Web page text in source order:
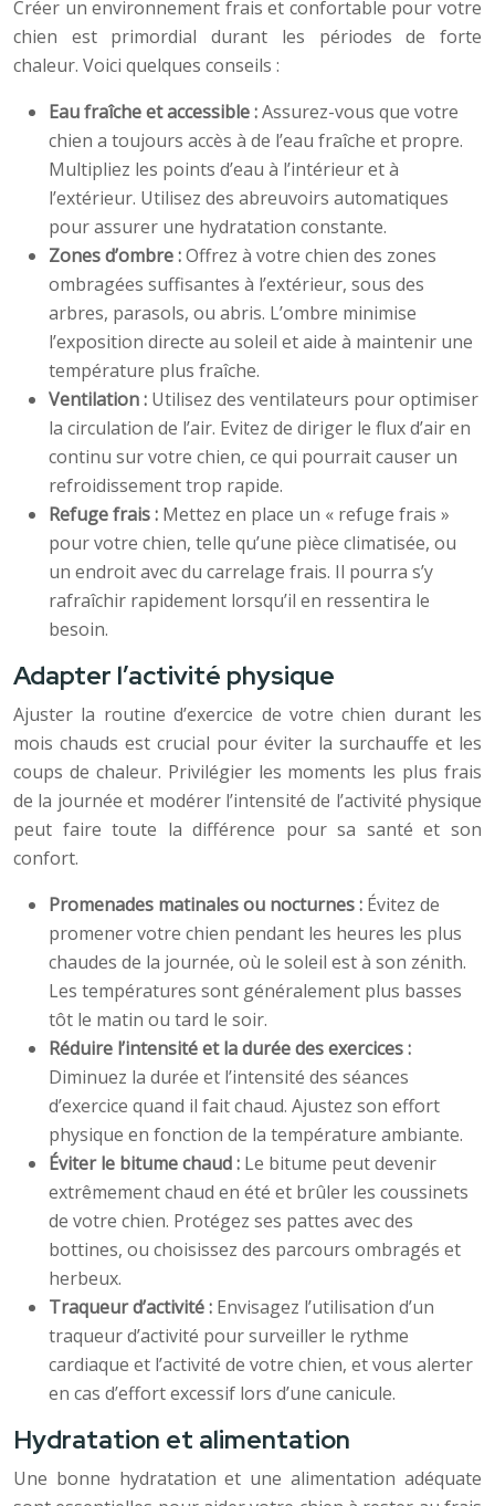
Créer un environnement frais et confortable pour votre
chien est primordial durant les périodes de forte
chaleur. Voici quelques conseils :
Eau fraîche et accessible :Assurez-vous que votre
chien a toujours accès à de l’eau fraîche et propre.
Multipliez les points d’eau à l’intérieur et à
l’extérieur. Utilisez des abreuvoirs automatiques
pour assurer une hydratation constante.
Zones d’ombre :Offrez à votre chien des zones
ombragées suffisantes à l’extérieur, sous des
arbres, parasols, ou abris. L’ombre minimise
l’exposition directe au soleil et aide à maintenir une
température plus fraîche.
Ventilation : Utilisez des ventilateurs pour optimiser
la circulation de l’air. Evitez de diriger le flux d’air en
continu sur votre chien, ce qui pourrait causer un
refroidissement trop rapide.
Refuge frais : Mettez en place un « refuge frais »
pour votre chien, telle qu’une pièce climatisée, ou
un endroit avec du carrelage frais. Il pourra s’y
rafraîchir rapidement lorsqu’il en ressentira le
besoin.
Adapter l’activité physique
Ajuster la routine d’exercice de votre chien durant les
mois chauds est crucial pour éviter la surchauffe et les
coups de chaleur. Privilégier les moments les plus frais
de la journée et modérer l’intensité de l’activité physique
peut faire toute la différence pour sa santé et son
confort.
Promenades matinales ou nocturnes : Évitez de
promener votre chien pendant les heures les plus
chaudes de la journée, où le soleil est à son zénith.
Les températures sont généralement plus basses
tôt le matin ou tard le soir.
Réduire l’intensité et la durée des exercices :
Diminuez la durée et l’intensité des séances
d’exercice quand il fait chaud. Ajustez son effort
physique en fonction de la température ambiante.
Éviter le bitume chaud : Le bitume peut devenir
extrêmement chaud en été et brûler les coussinets
de votre chien. Protégez ses pattes avec des
bottines, ou choisissez des parcours ombragés et
herbeux.
Traqueur d’activité : Envisagez l’utilisation d’un
traqueur d’activité pour surveiller le rythme
cardiaque et l’activité de votre chien, et vous alerter
en cas d’effort excessif lors d’une canicule.
Hydratation et alimentation
Une bonne hydratation et une alimentation adéquate